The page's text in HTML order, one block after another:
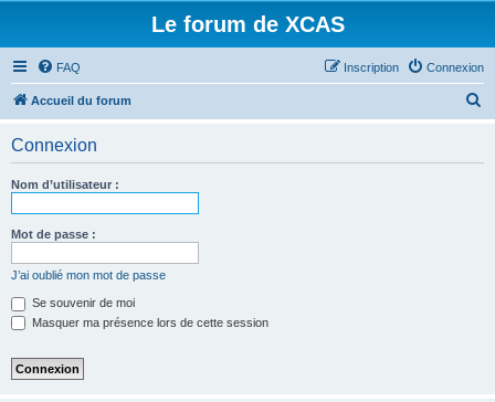
Le forum de XCAS
FAQ Connexion
Inscription
Accueil du forum
Connexion
Nom d’utilisateur :
Mot de passe :
J’ai oublié mon mot de passe
Se souvenir de moi
Masquer ma présence lors de cette session